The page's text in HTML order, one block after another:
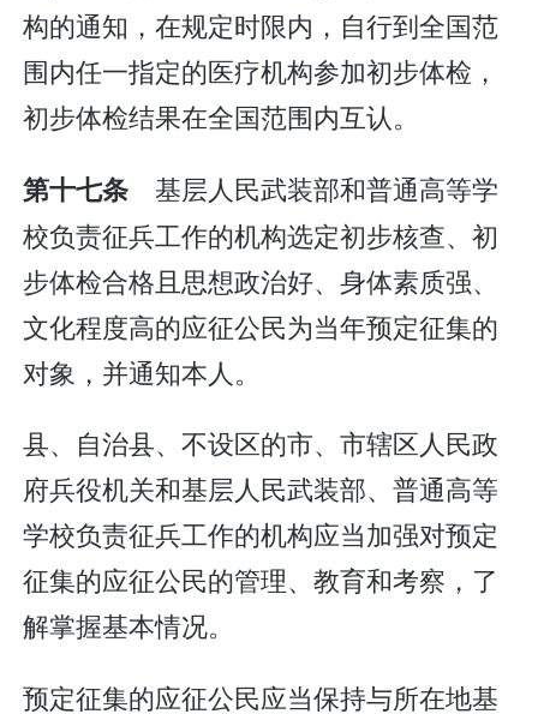
构的通知，在规定时限内，自行到全国范
围内任一指定的医疗机构参加初步体检，
初步体检结果在全国范围内互认。
第十七条 基层人民武装部和普通高等学
校负责征兵工作的机构选定初步核查、初
步体检合格且思想政治好、身体素质强、
文化程度高的应征公民为当年预定征集的
对象，并通知本人。
县、自治县、不设区的市、市辖区人民政
府兵役机关和基层人民武装部、普通高等
学校负责征兵工作的机构应当加强对预定
征集的应征公民的管理、教育和考察，了
解掌握基本情况。
预定征集的应征公民应当保持与所在地基